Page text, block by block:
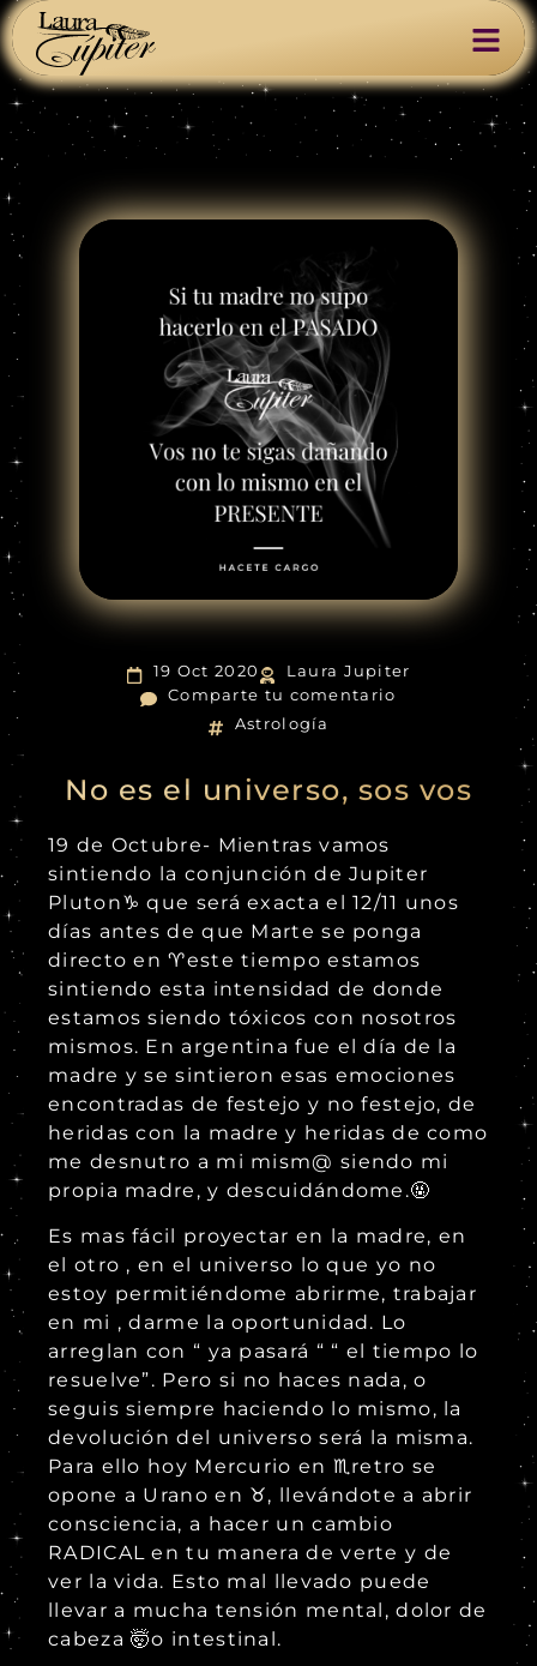
19 Oct 2020
Laura Jupiter
Comparte tu comentario
Astrología
No es el universo, sos vos
19 de Octubre- Mientras vamos
sintiendo la conjunción de Jupiter
Pluton♑️ que será exacta el 12/11 unos
días antes de que Marte se ponga
directo en ♈️este tiempo estamos
sintiendo esta intensidad de donde
estamos siendo tóxicos con nosotros
mismos. En argentina fue el día de la
madre y se sintieron esas emociones
encontradas de festejo y no festejo, de
heridas con la madre y heridas de como
me desnutro a mi mism@ siendo mi
propia madre, y descuidándome.🤬
Es mas fácil proyectar en la madre, en
el otro , en el universo lo que yo no
estoy permitiéndome abrirme, trabajar
en mi , darme la oportunidad. Lo
arreglan con “ ya pasará “ “ el tiempo lo
resuelve”. Pero si no haces nada, o
seguis siempre haciendo lo mismo, la
devolución del universo será la misma.
Para ello hoy Mercurio en ♏️retro se
opone a Urano en ♉️, llevándote a abrir
consciencia, a hacer un cambio
RADICAL en tu manera de verte y de
ver la vida. Esto mal llevado puede
llevar a mucha tensión mental, dolor de
cabeza 🤯o intestinal.